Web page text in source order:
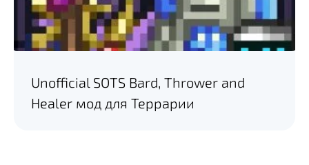
Unofficial SOTS Bard, Thrower and
Healer мод для Террарии